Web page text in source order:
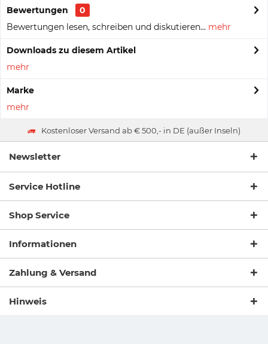
Bewertungen
0
Bewertungen lesen, schreiben und diskutieren... mehr
Downloads zu diesem Artikel
mehr
Marke
mehr
Kostenloser Versand ab € 500,- in DE (außer Inseln)
Newsletter
Service Hotline
Shop Service
Informationen
Zahlung & Versand
Hinweis